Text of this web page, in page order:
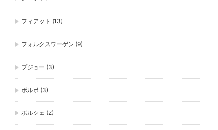
フィアット (13)
フォルクスワーゲン (9)
プジョー (3)
ボルボ (3)
ポルシェ (2)